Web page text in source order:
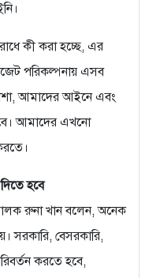
কী করা হচ্ছে, এর
পরিকল্পনায় এসব
আমাদের আইনে এবং
আমাদের এখনো
হবে
রুনা খান বলেন, অনেক
সরকারি, বেসরকারি,
করতে হবে,